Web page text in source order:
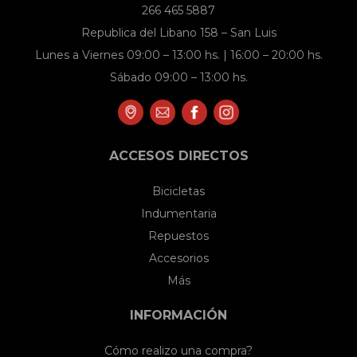
266 465 5887
Republica del Libano 158 – San Luis
Lunes a Viernes 09:00 – 13:00 hs. | 16:00 – 20:00 hs.
Sábado 09:00 – 13:00 hs.
ACCESOS DIRECTOS
Bicicletas
Indumentaria
Repuestos
Accesorios
Más
INFORMACIÓN
Cómo realizo una compra?